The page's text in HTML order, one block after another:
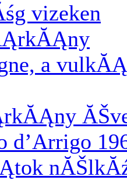
vizeken
a
d’Arrigo